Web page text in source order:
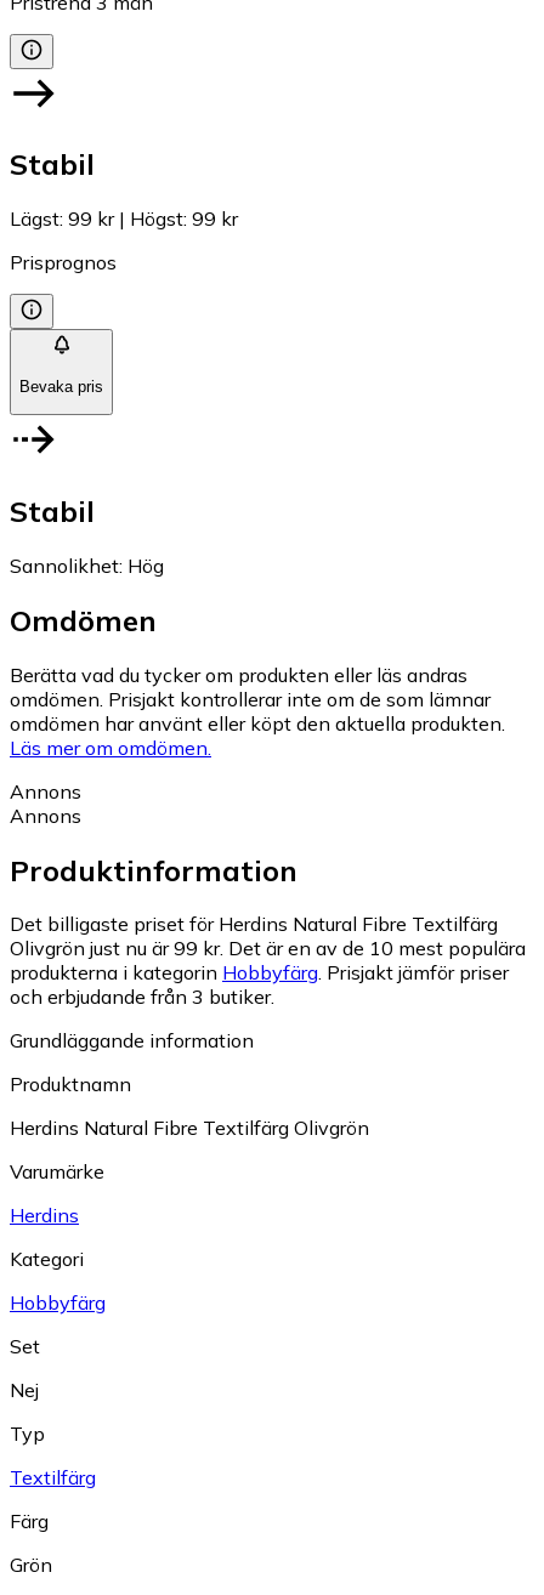
Stabil
Lägst: 99 kr| Högst: 99 kr
Prisprognos
Bevaka pris
Stabil
Sannolikhet: Hög
Omdömen
Berätta vad du tycker om produkten eller läs andras
omdömen. Prisjakt kontrollerar inte om de som lämnar
omdömen har använt eller köpt den aktuella produkten.
Läs mer om omdömen.
Annons
Annons
Produktinformation
Det billigaste priset för Herdins Natural Fibre Textilfärg
Olivgrön just nu är 99 kr. Det är en av de 10 mest populära
produkterna i kategorin Hobbyfärg. Prisjakt jämför priser
och erbjudande från 3 butiker.
Grundläggande information
Produktnamn
Herdins Natural Fibre Textilfärg Olivgrön
Varumärke
Herdins
Kategori
Hobbyfärg
Set
Nej
Typ
Textilfärg
Färg
Grön